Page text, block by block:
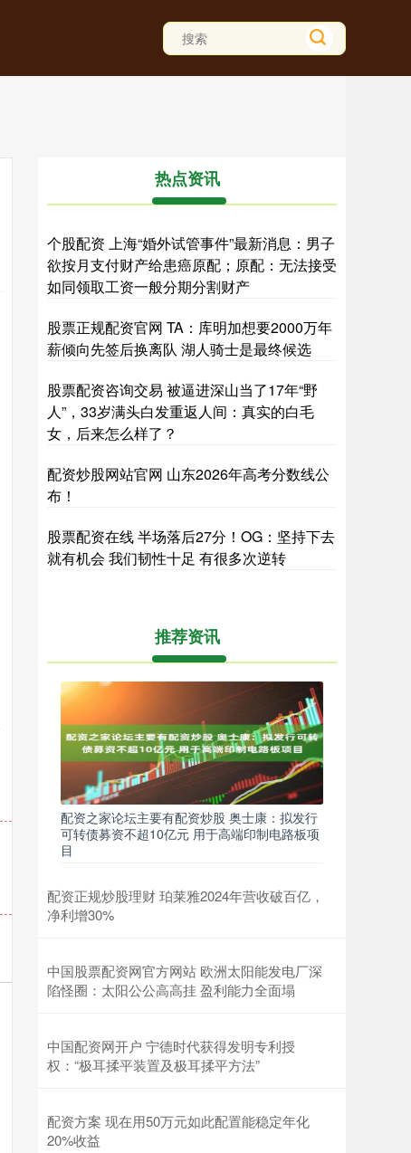
热点资讯
个股配资 上海“婚外试管事件”最新消息：男子
欲按月支付财产给患癌原配；原配：无法接受
如同领取工资一般分期分割财产
股票正规配资官网 TA：库明加想要2000万年
薪倾向先签后换离队 湖人骑士是最终候选
股票配资咨询交易 被逼进深山当了17年“野
人”，33岁满头白发重返人间：真实的白毛
女，后来怎么样了？
配资炒股网站官网 山东2026年高考分数线公
布！
股票配资在线 半场落后27分！OG：坚持下去
就有机会 我们韧性十足 有很多次逆转
推荐资讯
配资之家论坛主要有配资炒股 奥士康：拟发行
可转债募资不超10亿元 用于高端印制电路板项
目
配资正规炒股理财 珀莱雅2024年营收破百亿，
净利增30%
中国股票配资网官方网站 欧洲太阳能发电厂深
陷怪圈：太阳公公高高挂 盈利能力全面塌
中国配资网开户 宁德时代获得发明专利授
权：“极耳揉平装置及极耳揉平方法”
配资方案 现在用50万元如此配置能稳定年化
20%收益